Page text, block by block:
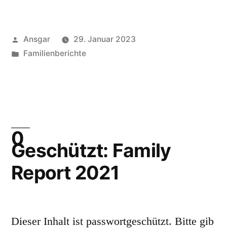
Veröffentlicht
von
Ansgar
29. Januar 2023
Veröffentlicht
Familienberichte
Geschützt: Family
Report 2021
Dieser Inhalt ist passwortgeschützt. Bitte gib